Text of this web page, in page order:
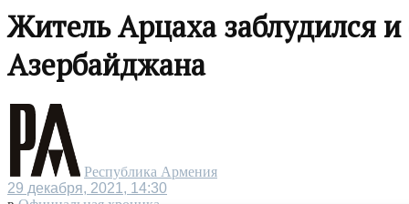
Житель Арцаха заблудился
Азербайджана
Республика Армения
29 декабря, 2021, 14:30